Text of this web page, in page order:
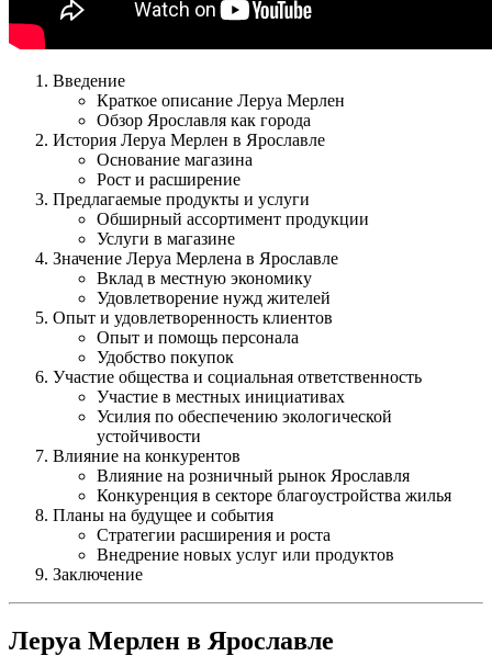
Введение
Краткое описание Леруа Мерлен
Обзор Ярославля как города
История Леруа Мерлен в Ярославле
Основание магазина
Рост и расширение
Предлагаемые продукты и услуги
Обширный ассортимент продукции
Услуги в магазине
Значение Леруа Мерлена в Ярославле
Вклад в местную экономику
Удовлетворение нужд жителей
Опыт и удовлетворенность клиентов
Опыт и помощь персонала
Удобство покупок
Участие общества и социальная ответственность
Участие в местных инициативах
Усилия по обеспечению экологической
устойчивости
Влияние на конкурентов
Влияние на розничный рынок Ярославля
Конкуренция в секторе благоустройства жилья
Планы на будущее и события
Стратегии расширения и роста
Внедрение новых услуг или продуктов
Заключение
Леруа Мерлен в Ярославле